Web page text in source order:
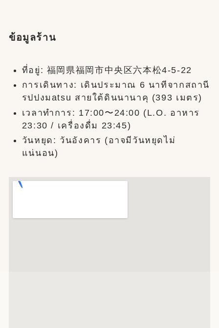
ข้อมูลร้าน
ที่อยู่: 福岡県福岡市中央区六本松4-5-22
การเดินทาง: เดินประมาณ 6 นาทีจากสถานี
รปปงมatsu สายใต้ดินนานาคุ (393 เมตร)
เวลาทำการ: 17:00〜24:00 (L.O. อาหาร
23:30 / เครื่องดื่ม 23:45)
วันหยุด: วันอังคาร (อาจมีวันหยุดไม่
แน่นอน)